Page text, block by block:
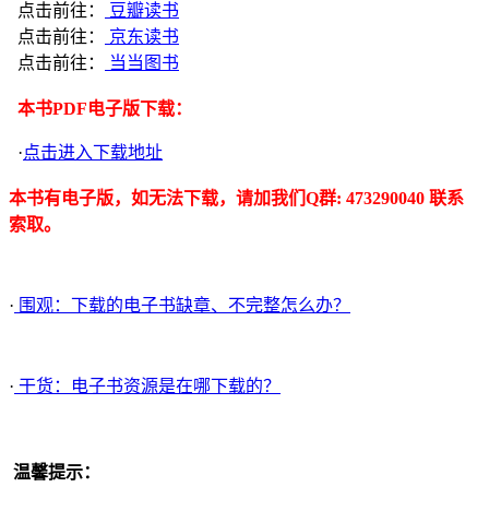
点击前往：
豆瓣读书
点击前往：
京东读书
点击前往：
当当图书
本书PDF电子版下载：
·点击进入下载地址
本书有电子版，如无法下载，请加我们Q群: 473290040 联系
索取。
· 围观：下载的电子书缺章、不完整怎么办？
· 干货：电子书资源是在哪下载的？
温馨提示：